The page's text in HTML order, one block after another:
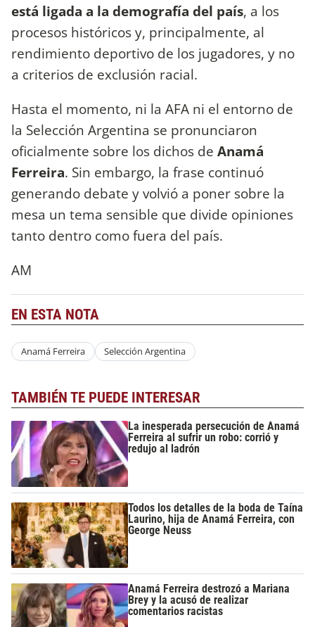
está ligada a la demografía del país, a los
procesos históricos y, principalmente, al
rendimiento deportivo de los jugadores, y no
a criterios de exclusión racial.
Hasta el momento, ni la AFA ni el entorno de
la Selección Argentina se pronunciaron
oficialmente sobre los dichos de Anamá
Ferreira. Sin embargo, la frase continuó
generando debate y volvió a poner sobre la
mesa un tema sensible que divide opiniones
tanto dentro como fuera del país.
AM
EN ESTA NOTA
Anamá Ferreira Selección Argentina
TAMBIÉN TE PUEDE INTERESAR
La inesperada persecución de Anamá
Ferreira al sufrir un robo: corrió y
redujo al ladrón
Todos los detalles de la boda de Taína
Laurino, hija de Anamá Ferreira, con
George Neuss
Anamá Ferreira destrozó a Mariana
Brey y la acusó de realizar
comentarios racistas